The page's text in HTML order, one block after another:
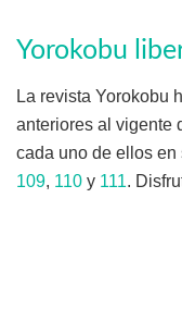
Yorokobu
La revista Yorokobu
anteriores al vigente
cada uno de ellos en
109, 110 y 111.